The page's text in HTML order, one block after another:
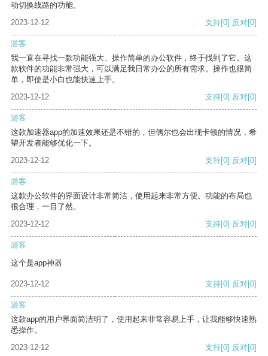
动切换线路的功能。
2023-12-12
支持[0] 反对[0]
游客
我一直在寻找一款功能强大、操作简单的办公软件，终于找到了它。这
款软件的功能非常强大，可以满足我日常办公的所有需求。操作也很简
单，即使是小白也能快速上手。
2023-12-12
支持[0] 反对[0]
游客
这款加速器app的加速效果还是不错的，但偶尔也会出现卡顿的情况，希
望开发者能够优化一下。
2023-12-12
支持[0] 反对[0]
游客
这款办公软件的界面设计非常简洁，使用起来非常方便。功能的布局也
很合理，一目了然。
2023-12-12
支持[0] 反对[0]
游客
这个是app神器
2023-12-12 支持[0] 反对[0]
游客
这款app的用户界面简洁明了，使用起来非常容易上手，让我能够快速熟
悉操作。
2023-12-12
支持[0] 反对[0]